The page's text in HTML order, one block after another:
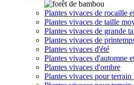
Plantes vivaces de rocaille
Plantes vivaces de taille
Plantes vivaces de grande
Plantes vivaces de
Plantes vivaces d'été
Plantes vivaces d'automne
Plantes vivaces d'ombre
Plantes vivaces pour